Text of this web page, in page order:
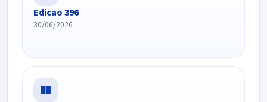
Edicao 396
30/06/2026